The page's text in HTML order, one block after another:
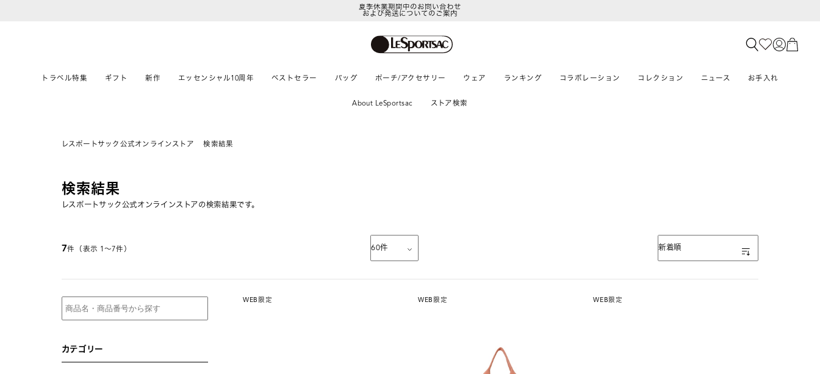
夏季休業期間中のお問い合わせ
および発送についてのご案内
トラベル特集 ギフト 新作 エッセンシャル10周年 ベストセラー バッグ ポーチ/アクセサリー ウェア ランキング コラボレーション コレクション ニュース お手入れ
About LeSportsac ストア検索
レスポートサック公式オンラインストア 検索結果
検索結果
レスポートサック公式オンラインストアの検索結果です。
7件（表示 1〜7件） 60件 表示順
新着順
カテゴリー
WEB限定 WEB限定 WEB限定